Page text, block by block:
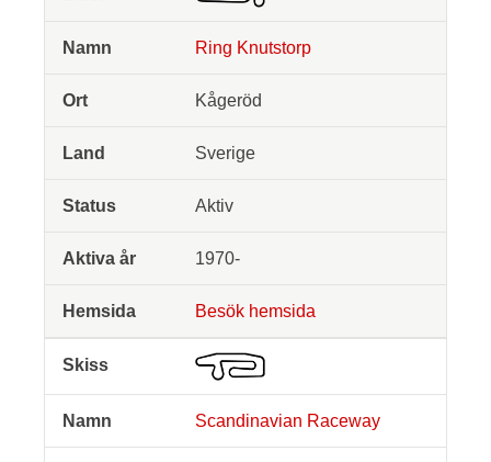
Ring Knutstorp
Kågeröd
Sverige
Aktiv
1970-
Besök hemsida
Scandinavian Raceway